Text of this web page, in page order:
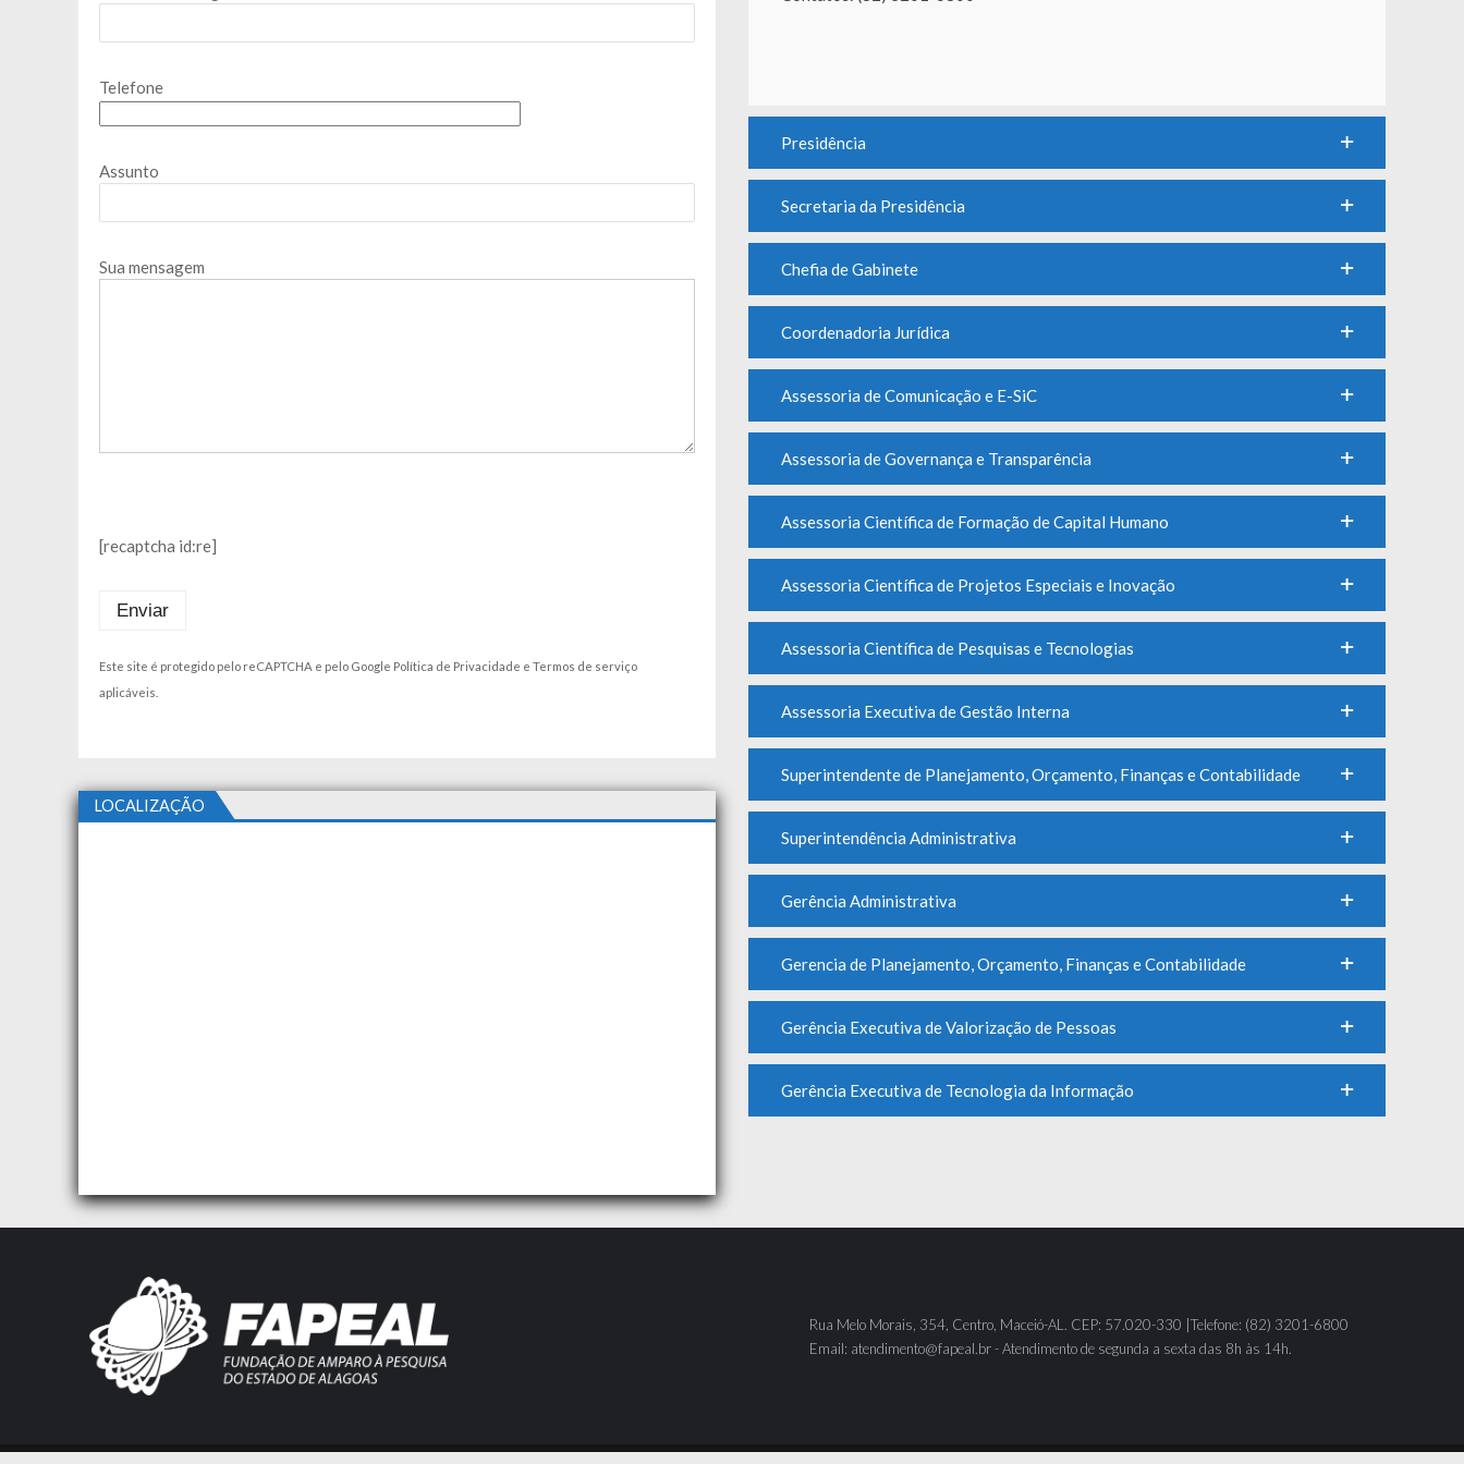
Telefone
Assunto
Sua mensagem
[recaptcha id:re]
Este site é protegido pelo reCAPTCHA e pelo Google Política de Privacidade e Termos de serviço
aplicáveis.
LOCALIZAÇÃO
Presidência
Secretaria da Presidência
Chefia de Gabinete
Coordenadoria Jurídica
Assessoria de Comunicação e E-SiC
Assessoria de Governança e Transparência
Assessoria Científica de Formação de Capital Humano
Assessoria Científica de Projetos Especiais e Inovação
Assessoria Científica de Pesquisas e Tecnologias
Assessoria Executiva de Gestão Interna
Superintendente de Planejamento, Orçamento, Finanças e Contabilidade
Superintendência Administrativa
Gerência Administrativa
Gerencia de Planejamento, Orçamento, Finanças e Contabilidade
Gerência Executiva de Valorização de Pessoas
Gerência Executiva de Tecnologia da Informação
Rua Melo Morais, 354, Centro, Maceió-AL. CEP: 57.020-330 |Telefone: (82) 3201-6800
Email: atendimento@fapeal.br - Atendimento de segunda a sexta das 8h às 14h.